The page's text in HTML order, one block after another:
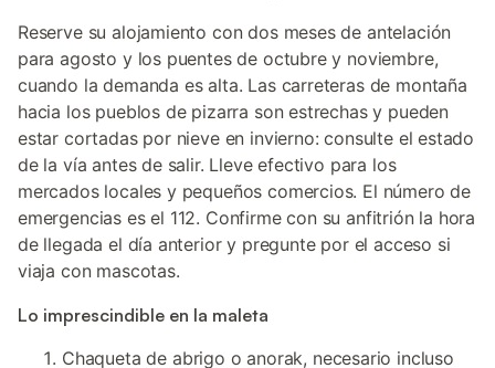
Reserve su alojamiento con dos meses de antelación
para agosto y los puentes de octubre y noviembre,
cuando la demanda es alta. Las carreteras de montaña
hacia los pueblos de pizarra son estrechas y pueden
estar cortadas por nieve en invierno: consulte el estado
de la vía antes de salir. Lleve efectivo para los
mercados locales y pequeños comercios. El número de
emergencias es el 112. Confirme con su anfitrión la hora
de llegada el día anterior y pregunte por el acceso si
viaja con mascotas.
Lo imprescindible en la maleta
Chaqueta de abrigo o anorak, necesario incluso